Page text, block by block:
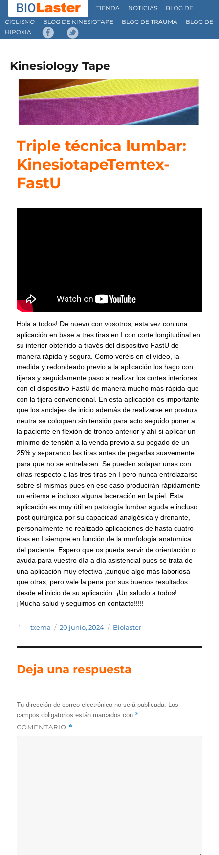
TIENDA NOTICIAS
BLOG DE
CICLISMO
BLOG DE KINESIOTAPE BLOG DE TRAUMA
BLOG DE
HIPOXIA
Kinesiology Tape
Triple técnica lumbar:
KinesiotapeTemtex-
FastU
Hola a todos! De nuevo con vosotros, esta vez con una
aplicación en base a tres tiras en I con corte longitudinal en
su interior obtenido a través del dispositivo FastU de
manera rápida y segura. Como veréis en el vídeo, la
medida y redondeado previo a la aplicación los hago con
tijeras y seguidamente paso a realizar los cortes interiores
con el dispositivo FastU de manera mucho más rápida que
con la tijera convencional. En esta aplicación es importante
que los anclajes de inicio además de realizarse en postura
neutra se coloquen sin tensión para acto seguido poner a
la paciente en flexión de tronco anterior y ahí si aplicar un
mínimo de tensión a la venda previo a su pegado de un
25% y separando las tiras antes de pegarlas suavemente
para que no se entrelacen. Se pueden solapar unas con
otras respecto a las tres tiras en I pero nunca entrelazarse
sobre sí mismas pues en ese caso producirán rápidamente
un eritema e incluso alguna laceración en la piel. Esta
aplicación es muy útil en patología lumbar aguda e incluso
post quirúrgica por su capacidad analgésica y drenante,
personalmente he realizado aplicaciones de hasta cuatro
tiras en I siempre en función de la morfología anatómica
del paciente. Espero que os pueda servir de orientación o
ayuda para vuestro día a día asistencial pues se trata de
una aplicación muy efectiva ,aunque algo más laboriosa
que otras, pero vale la pena por sus buenos resultados
desde el inicio de su aplicación. ¡Un saludo a todos!
¡Mucha salud y seguimos en contacto!!!!!
Autor
txema
Publicado
20 junio, 2024 Categorías
Biolaster
Deja una respuesta
Tu dirección de correo electrónico no será publicada.
Los
campos obligatorios están marcados con *
COMENTARIO *